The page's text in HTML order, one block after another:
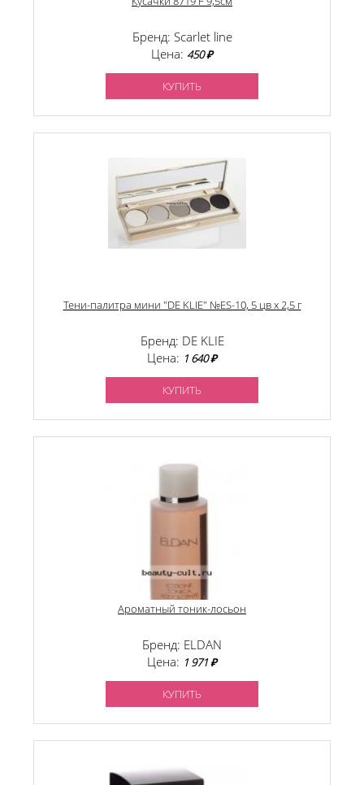
Бренд: Scarlet line
Цена: 450 ₽
КУПИТЬ
Тени-палитра мини "DE KLIE" №ЕS-10, 5 цв х 2,5 г
Бренд: DE KLIE
Цена: 1 640 ₽
КУПИТЬ
Ароматный тоник-лосьон
Бренд: ELDAN
Цена: 1 971 ₽
КУПИТЬ